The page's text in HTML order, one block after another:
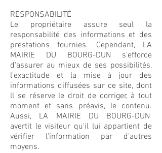
RESPONSABILITÉ
Le propriétaire assure seul la
responsabilité des informations et des
prestations fournies. Cependant, LA
MAIRIE DU BOURG-DUN s'efforce
d'assurer au mieux de ses possibilités,
l'exactitude et la mise à jour des
informations diffusées sur ce site, dont
ll se réserve le droit de corriger, à tout
moment et sans préavis, le contenu.
Aussi, LA MAIRIE DU BOURG-DUN
avertit le visiteur qu'il lui appartient de
vérifier l'information par d'autres
moyens.